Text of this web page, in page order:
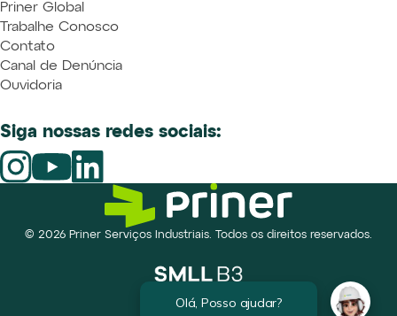
Priner Global
Trabalhe Conosco
Contato
Canal de Denúncia
Ouvidoria
Siga nossas redes sociais:
© 2026 Priner Serviços Industriais. Todos os direitos reservados.